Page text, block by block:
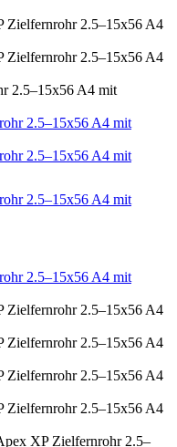
2.5–15x56 A4 mit